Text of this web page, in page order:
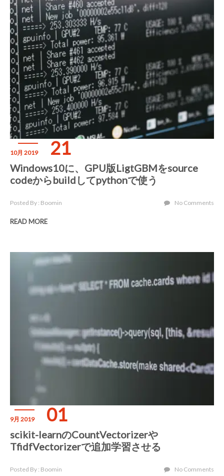
10月 2019 21
Windows10に、GPU版LigtGBMをsource
codeからbuildしてpythonで使う
Posted By : Boomin No Comments
READ MORE
9月 2019 01
scikit-learnのCountVectorizerや
TfidfVectorizerで追加学習させる
Posted By : Boomin No Comments